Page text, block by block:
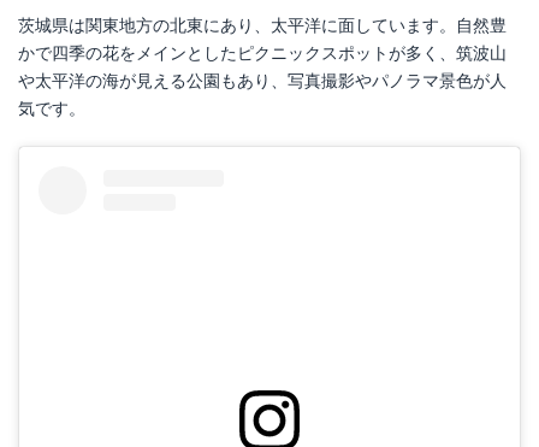
茨城県は関東地方の北東にあり、太平洋に面しています。自然豊
かで四季の花をメインとしたピクニックスポットが多く、筑波山
や太平洋の海が見える公園もあり、写真撮影やパノラマ景色が人
気です。